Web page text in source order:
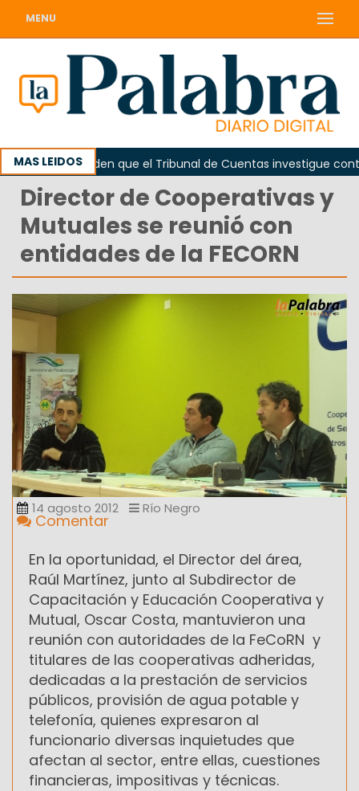
MENU
MAS LEIDOSPiden que el Tribunal de Cuentas investigue
Director de Cooperativas y
Mutuales se reunió con
entidades de la FECORN
14 agosto 2012 Río Negro
Comentar
En la oportunidad, el Director del área,
Raúl Martínez, junto al Subdirector de
Capacitación y Educación Cooperativa y
Mutual, Oscar Costa, mantuvieron una
reunión con autoridades de la FeCoRN y
titulares de las cooperativas adheridas,
dedicadas a la prestación de servicios
públicos, provisión de agua potable y
telefonía, quienes expresaron al
funcionario diversas inquietudes que
afectan al sector, entre ellas, cuestiones
financieras, impositivas y técnicas.